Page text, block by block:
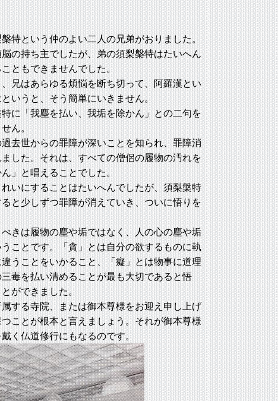
という仲のよい二人の兄弟がおりました。
の持ち主でしたが、弟の須梨槃特はたいへん
ともできませんでした。
兄はあらゆる煩悩を断ち切って、阿羅漢とい
いうと、そう簡単にいきません。
に「我塵を払い、我垢を除かん」との二句を
ん。
去世からの罪障が深いことを知られ、罪障消
した。それは、すべての僧侶の履物の汚れを
」と唱えることでした。
いにすることはたいへんでしたが、須梨槃特
と少しずつ罪障が消えていき、ついに悟りを
きは履物の塵や垢ではなく、人の心の塵や垢
ことです。「貪」とは自分の欲するものに執
うことをいかること、「癡」とは物事に道理
毒を払い清めることが最も大切であると悟
ができました。
する寺院、または御本尊様をお迎え申し上げ
ことが根本と言えましょう。それが御本尊様
く仏道修行にもなるのです。